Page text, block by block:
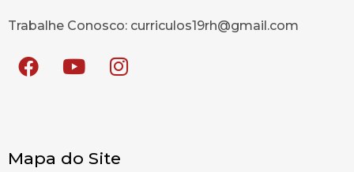
Trabalhe Conosco: curriculos19rh@gmail.com
Mapa do Site